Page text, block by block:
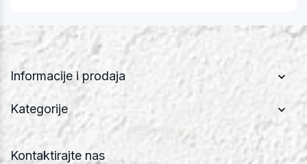
Informacije i prodaja
Kategorije
Kontaktirajte nas